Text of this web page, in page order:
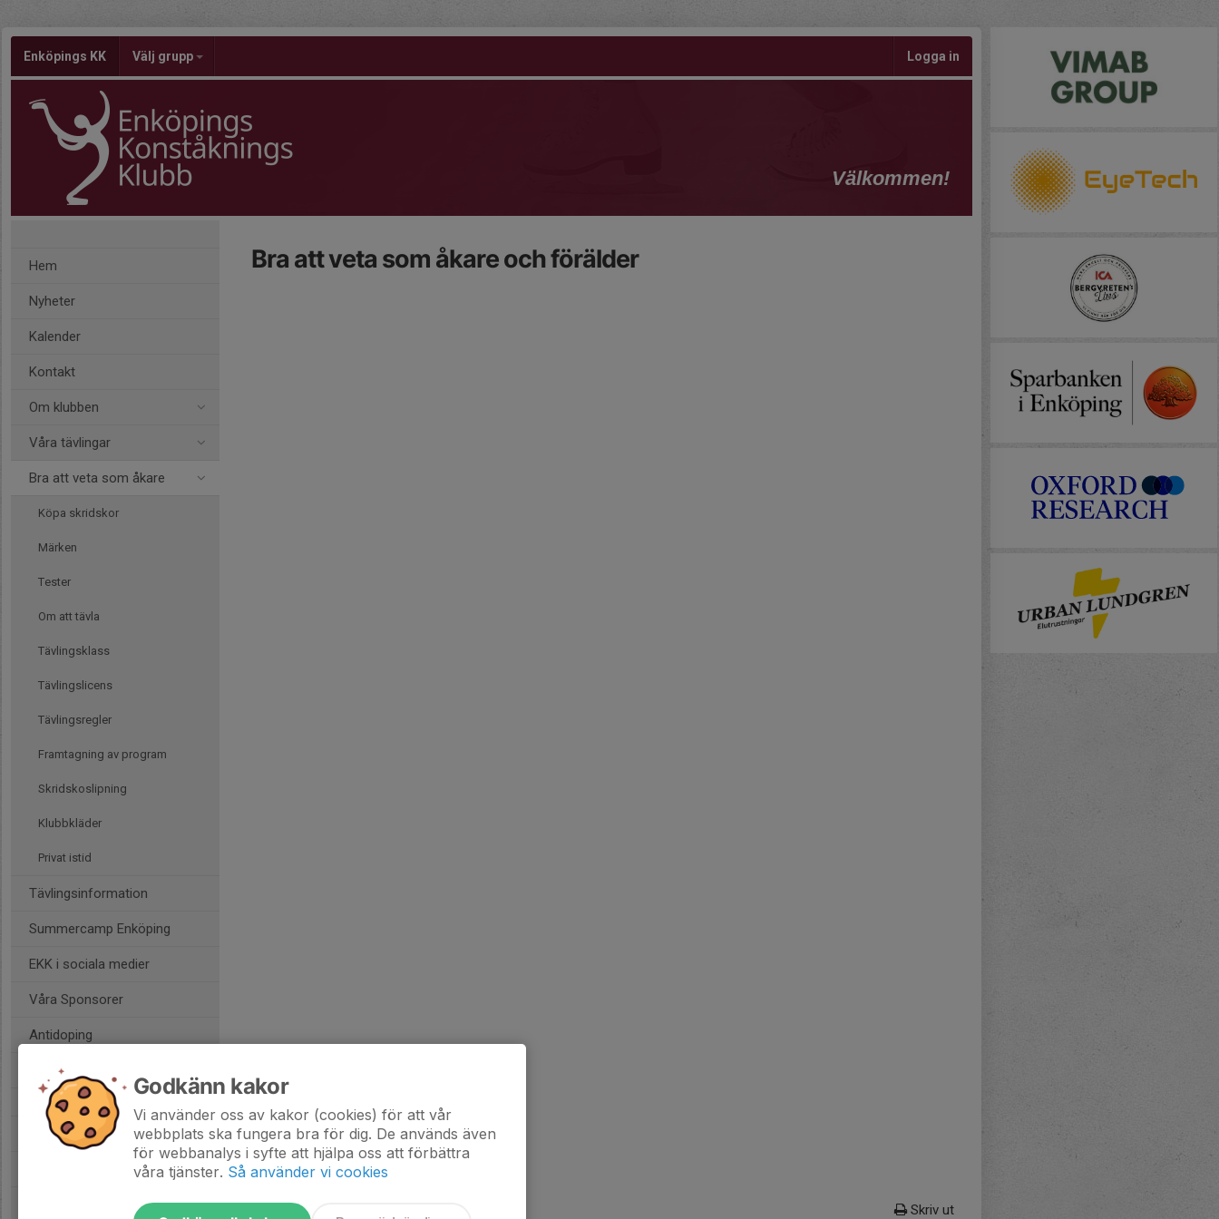
Enköpings KK Välj grupp Logga in
Välkommen!
Hem
Nyheter
Kalender
Kontakt
Om klubben
Våra tävlingar
Bra att veta som åkare
Köpa skridskor
Märken
Tester
Om att tävla
Tävlingsklass
Tävlingslicens
Tävlingsregler
Framtagning av program
Skridskoslipning
Klubbkläder
Privat istid
Tävlingsinformation
Summercamp Enköping
EKK i sociala medier
Våra Sponsorer
Antidoping
Uthyrning av skridskor
Bli medlem
Bra att veta som åkare och förälder
Skriv ut
Godkänn kakor
Vi använder oss av kakor (cookies) för att vår
webbplats ska fungera bra för dig. De används även
för webbanalys i syfte att hjälpa oss att förbättra
våra tjänster. Så använder vi cookies